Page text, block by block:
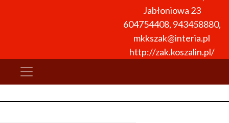
Jabłoniowa 23
604754408, 943458880,
mkkszak@interia.pl
http://zak.koszalin.pl/